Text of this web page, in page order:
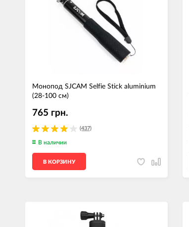
Монопод SJCAM Selfie Stick aluminium
(28-100 см)
(437)
765 грн.
В наличии
В КОРЗИНУ